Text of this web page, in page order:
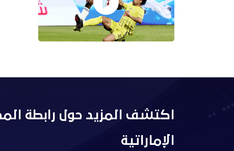
اكتشف المزيد حول رابطة
الإماراتية